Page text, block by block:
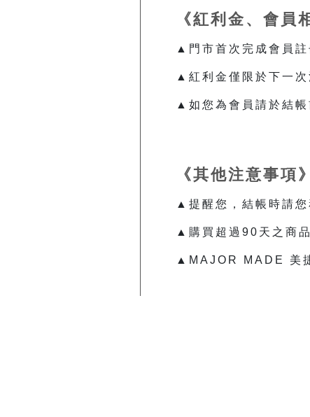
《紅利金、會員
▲門市首次完成會員
▲紅利金僅限於下一次
▲如您為會員請於結帳
《其他注意事項》
▲提醒您，結帳時請您
▲購買超過90天之商
▲MAJOR MADE 美